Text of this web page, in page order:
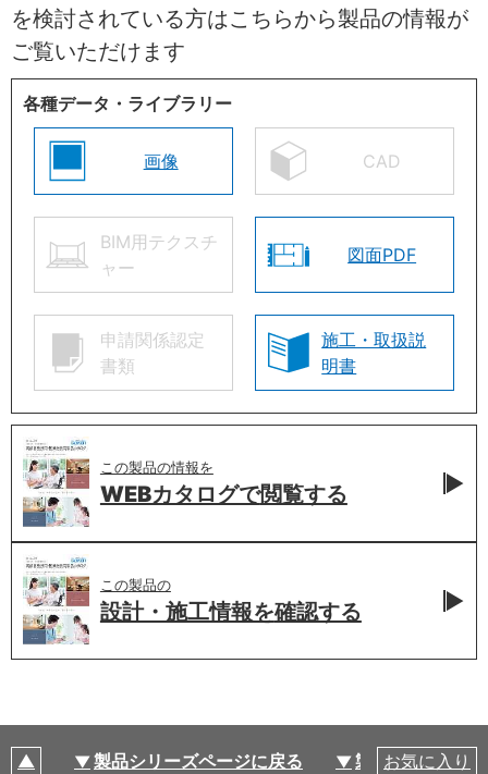
を検討されている方はこちらから製品の情報が
ご覧いただけます
各種データ・ライブラリー
画像 CAD
BIM用テクスチ
ャー
図面PDF
申請関係認定
書類
施工・取扱説
明書
この製品の情報を
WEBカタログで閲覧する
この製品の
設計・施工情報を確認する
製品シリーズページに戻る 製品仕様
お気に入り